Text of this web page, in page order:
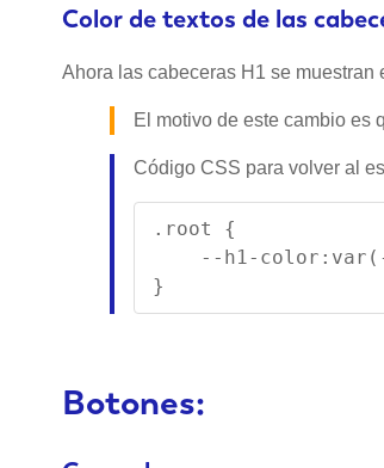
Color de textos de las
Ahora las cabeceras H1 se muestran
El motivo de este cambio es
Código CSS para volver al
.root {
--h1-
}
Botones: